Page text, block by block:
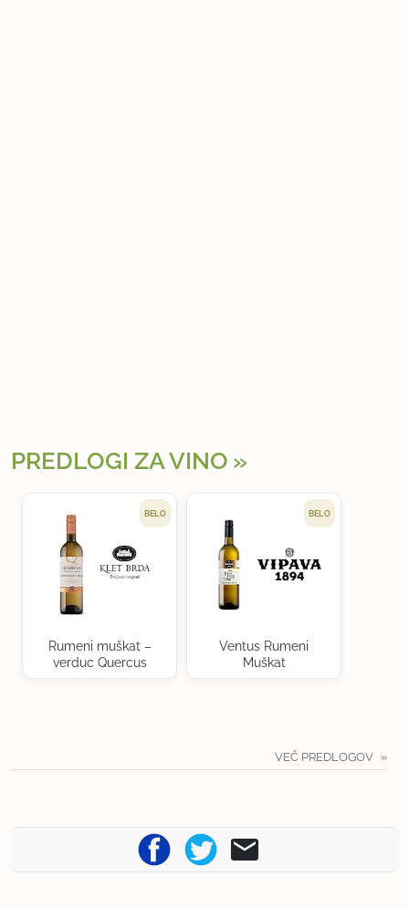
PREDLOGI ZA VINO
BELO
Rumeni muškat –
verduc Quercus
BELO
Ventus Rumeni
Muškat
VEČ PREDLOGOV